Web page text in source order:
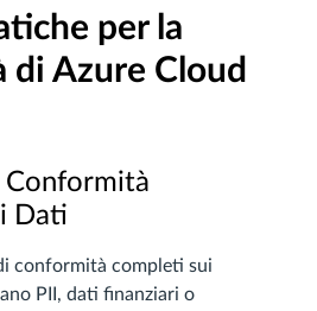
per la
Azure Cloud
Conformità
Dati
conformità completi sui
PII, dati finanziari o